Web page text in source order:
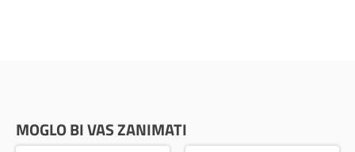
MOGLO BI VAS ZANIMATI